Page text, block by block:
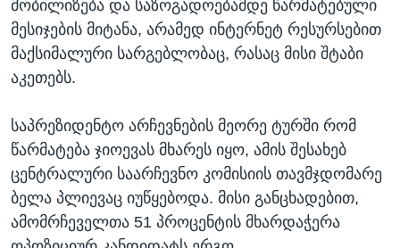
მობილიზება და საზოგადოებამდე წარმატებული
მესიჯების მიტანა, არამედ ინტერნეტ რესურსებით
მაქსიმალური სარგებლობაც, რასაც მისი შტაბი
აკეთებს.
საპრეზიდენტო არჩევნების მეორე ტურში რომ
წარმატება ჯიოევას მხარეს იყო, ამის შესახებ
ცენტრალური საარჩევნო კომისიის თავმჯდომარე
ბელა პლიევაც იუწყებოდა. მისი განცხადებით,
ამომრჩეველთა 51 პროცენტის მხარდაჭერა